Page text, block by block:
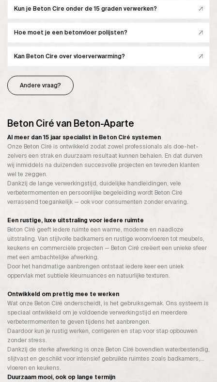
Kun je Beton Cire onder de 15 graden verwerken?
Hoe moet je een betonvloer polijsten?
Kan Beton Cire over vloerverwarming?
Andere vraag?
Beton Ciré van Beton-Aparte
Al meer dan 15 jaar specialist in Beton Ciré systemen
Onze Beton Ciré is ontwikkeld zodat zowel professionals als doe-het-
zelvers een strak en duurzaam resultaat kunnen behalen. En dat durven
wij inmiddels na duizenden succesvolle projecten en tevreden klanten
wel te zeggen.
Dankzij de lange verwerkingstijd, duidelijke handleidingen, vele
verbetermomenten en persoonlijke begeleiding wordt Beton Ciré
verrassend toegankelijk — ook voor consumenten zonder ervaring.
Een rustige, luxe uitstraling voor iedere ruimte
Beton Ciré geeft iedere ruimte een warme, moderne en naadloze
uitstraling. Van stijlvolle badkamers en rustige woonvloeren tot meubels,
keukens en commerciële projecten — Beton Ciré creëert een unieke sfeer
met een ambachtelijke afwerking.
Door het handmatige aanbrengen ontstaat iedere keer een uniek
oppervlak met subtiele kleurnuances en natuurlijke texturen.
Ontwikkeld om prettig mee te werken
Wat onze Beton Ciré onderscheidt, is het gebruiksgemak. Ons systeem is
speciaal ontwikkeld om je voldoende verwerkingstijd en meerdere
verbetermomenten te geven tijdens het aanbrengen.
Daardoor kun je rustig werken, corrigeren en stap voor stap opbouwen
zonder stress.
Dankzij de sterke afwerking is onze Beton Ciré bovendien waterbestendig,
slijtvast en geschikt voor intensief gebruikte ruimtes zoals badkamers,
vloeren en keukens.
Duurzaam mooi, ook op lange termijn